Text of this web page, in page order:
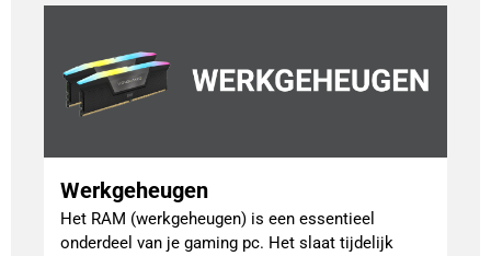
Werkgeheugen
Het RAM (werkgeheugen) is een essentieel
onderdeel van je gaming pc. Het slaat tijdelijk